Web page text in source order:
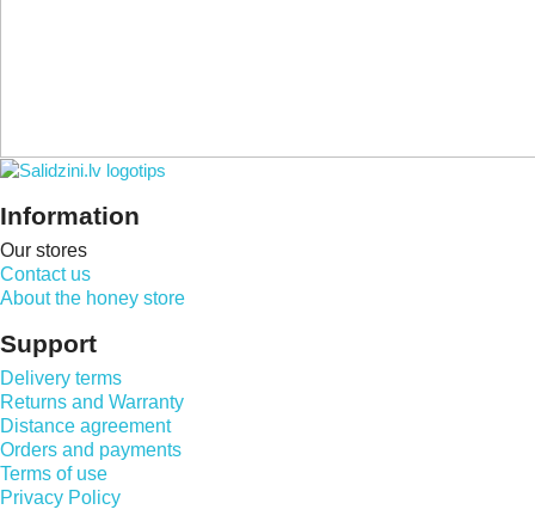
Information
Our stores
Contact us
About the honey store
Support
Delivery terms
Returns and Warranty
Distance agreement
Orders and payments
Terms of use
Privacy Policy